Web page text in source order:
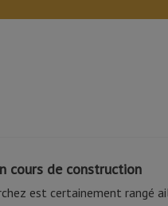
cours de construction
est certainement rangé